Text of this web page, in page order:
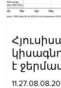
է
նոր